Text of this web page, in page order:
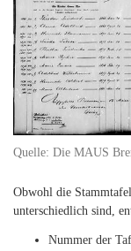
Quelle: Die MAUS
Obwohl die
unterschiedlich sind,
Nummer der